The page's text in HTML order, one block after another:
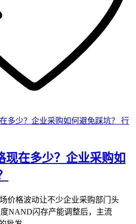
行
现在多少？企业采购如
价格波动让不少企业采购部门头
NAND闪存产能调整后，主流